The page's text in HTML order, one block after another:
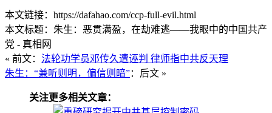
本文链接：https://dafahao.com/ccp-full-evil.html
本文标题：朱生：恶贯满盈，在劫难逃——我眼中的中国共产
党 - 真相网
« 前文： 法轮功学员邓传久遭诬判 律师指中共反天理
朱生：“兼听则明，偏信则暗”：后文 »
关注更多相关文章：